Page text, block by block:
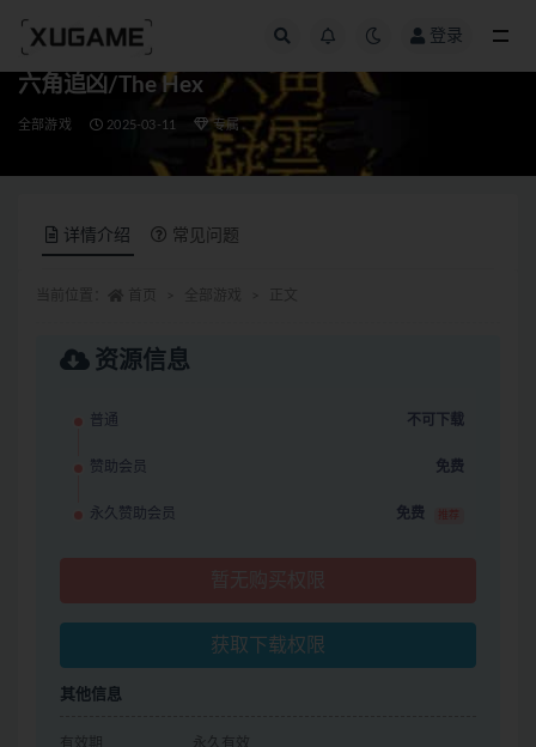
登录
六角追凶/The Hex
全部游戏 2025-03-11 专属
详情介绍 常见问题
资源信息
普通 不可下载
赞助会员 免费
永久赞助会员 免费 推荐
获取下载权限
其他信息
有效期 永久有效